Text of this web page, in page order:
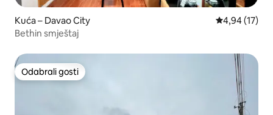
Kuća – Davao City Prosječna
4,94 (17)
Bethin smještaj
Odabrali gosti
Odabrali gosti